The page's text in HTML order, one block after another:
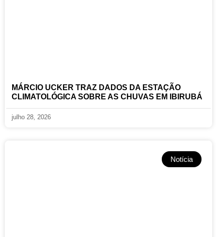
MÁRCIO UCKER TRAZ DADOS DA ESTAÇÃO
CLIMATOLÓGICA SOBRE AS CHUVAS EM IBIRUBÁ
julho 28, 2026
Notícia